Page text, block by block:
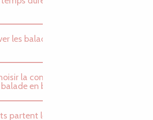
les balades en bateau à
la compagnie avec laquelle
en bateau ?
partent les balades en mer ?